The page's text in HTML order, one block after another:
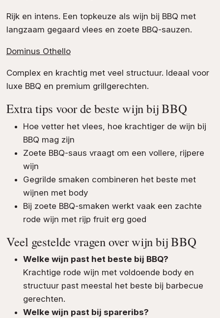
Rijk en intens. Een topkeuze als wijn bij BBQ met
langzaam gegaard vlees en zoete BBQ-sauzen.
Dominus Othello
Complex en krachtig met veel structuur. Ideaal voor
luxe BBQ en premium grillgerechten.
Extra tips voor de beste wijn bij BBQ
Hoe vetter het vlees, hoe krachtiger de wijn bij
BBQ mag zijn
Zoete BBQ-saus vraagt om een vollere, rijpere
wijn
Gegrilde smaken combineren het beste met
wijnen met body
Bij zoete BBQ-smaken werkt vaak een zachte
rode wijn met rijp fruit erg goed
Veel gestelde vragen over wijn bij BBQ
Welke wijn past het beste bij BBQ?
Krachtige rode wijn met voldoende body en
structuur past meestal het beste bij barbecue
gerechten.
Welke wijn past bij spareribs?